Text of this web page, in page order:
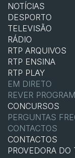
NOTÍCIAS
DESPORTO
TELEVISÃO
RÁDIO
RTP ARQUIVOS
RTP ENSINA
RTP PLAY
EM DIRETO
REVER
CONCURSOS
PERGUNTAS
CONTACTOS
CONTACTOS
PROVEDORA DO